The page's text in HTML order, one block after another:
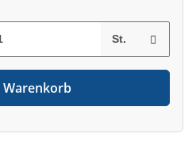
St.
Warenkorb